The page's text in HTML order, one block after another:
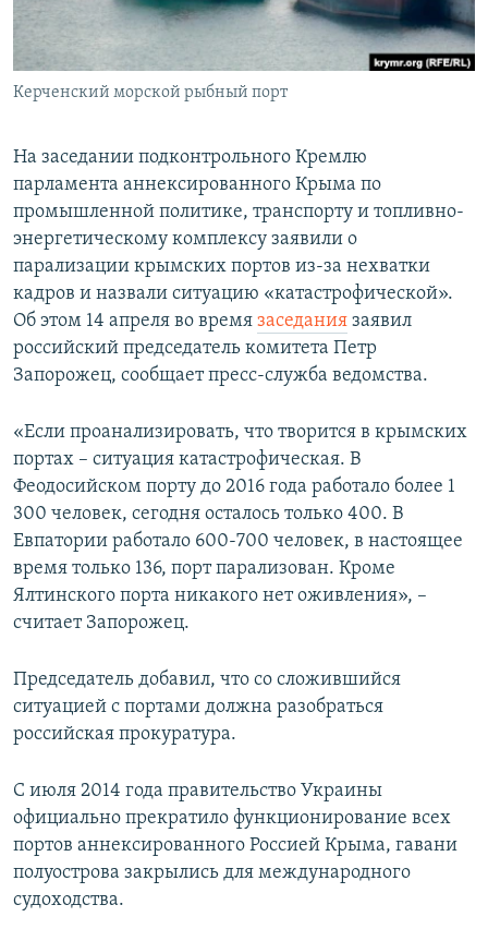
ПОБЕДИТЕЛЕЙ НЕ СУДЯТ?
ELIFBE
ПРИСОЕДИНЯЙТЕСЬ!
Все сайты RFE/RL
Керченский морской рыбный порт
На заседании подконтрольного Кремлю
парламента аннексированного Крыма по
промышленной политике, транспорту и топливно-
энергетическому комплексу заявили о
парализации крымских портов из-за нехватки
кадров и назвали ситуацию «катастрофической».
Об этом 14 апреля во время заседания заявил
российский председатель комитета Петр
Запорожец, сообщает пресс-служба ведомства.
«Если проанализировать, что творится в крымских
портах – ситуация катастрофическая. В
Феодосийском порту до 2016 года работало более 1
300 человек, сегодня осталось только 400. В
Евпатории работало 600-700 человек, в настоящее
время только 136, порт парализован. Кроме
Ялтинского порта никакого нет оживления», –
считает Запорожец.
Председатель добавил, что со сложившийся
ситуацией с портами должна разобраться
российская прокуратура.
С июля 2014 года правительство Украины
официально прекратило функционирование всех
портов аннексированного Россией Крыма, гавани
полуострова закрылись для международного
судоходства.